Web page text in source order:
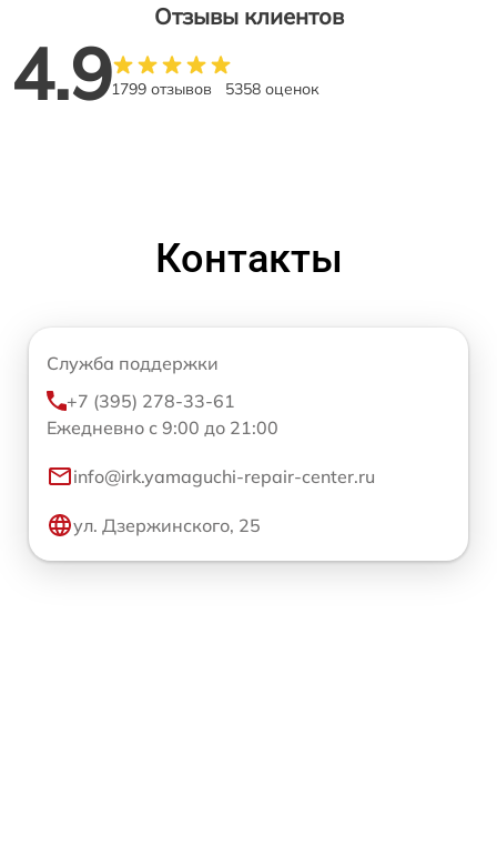
Отзывы клиентов
4.91799 отзывов 5358 оценок
Контакты
Служба поддержки
+7 (395) 278-33-61
Ежедневно с 9:00 до 21:00
info@irk.yamaguchi-repair-center.ru
ул. Дзержинского, 25